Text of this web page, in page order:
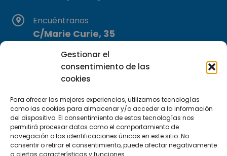
Gestionar el
consentimiento de las
cookies
Para ofrecer las mejores experiencias, utilizamos tecnologías
como las cookies para almacenar y/o acceder a la información
del dispositivo. El consentimiento de estas tecnologías nos
permitirá procesar datos como el comportamiento de
navegación o las identificaciones únicas en este sitio. No
consentir o retirar el consentimiento, puede afectar negativamente
a ciertas características y funciones.
Encuéntranos
C/Marie Curie, 35
Suscríbete a nuestra Newsletter